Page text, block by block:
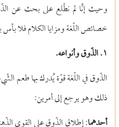
وحيث إنَّا لم نطّلع على بحث عن
خصائص اللّغة ومزايا الكلام فلا
١. الذّوق وأنواعه.
الذّوق في اللّغة قوّة يُدرك بها طعم
ذلك وهو يرجع إلى أمرين: